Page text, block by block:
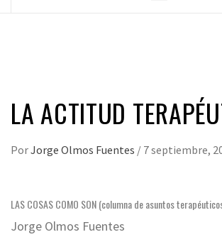
LA ACTITUD
PorJorge Olmos Fuentes / 7 septiembre,
LAS COSAS COMO SON (columna de asuntos
Jorge Olmos Fuentes